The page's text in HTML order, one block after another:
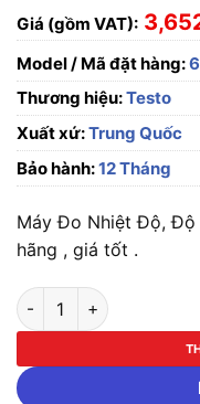
Giá (gồm VAT):
Model / Mã đặt hàng:
Thương hiệu:Testo
Xuất xứ:Trung Quốc
Bảo hành:12 Tháng
Máy Đo Nhiệt Độ, Độ
hãng , giá tốt .
Máy Đo Nhiệt Độ, Độ